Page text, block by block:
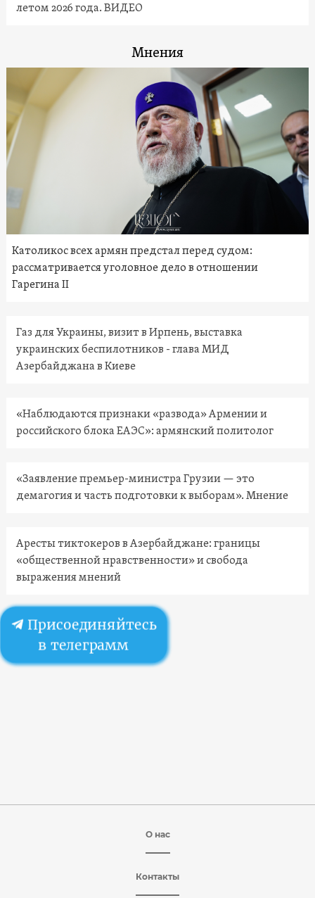
летом 2026 года. ВИДЕО
Мнения
Католикос всех армян предстал перед судом:
рассматривается уголовное дело в отношении
Гарегина II
Газ для Украины, визит в Ирпень, выставка
украинских беспилотников - глава МИД
Азербайджана в Киеве
«Наблюдаются признаки «развода» Армении и
российского блока ЕАЭС»: армянский политолог
«Заявление премьер-министра Грузии — это
демагогия и часть подготовки к выборам». Мнение
Аресты тиктокеров в Азербайджане: границы
«общественной нравственности» и свобода
выражения мнений
Присоединяйтесь
в телеграмм
О нас
Контакты